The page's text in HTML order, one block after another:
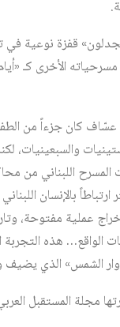
قفزة نوعية في
مسرحياته الأخرى كـ
كان جزءاً من
والسبعينيات،
اللبناني من
بالإنسان
عملية مفتوحة،
الواقع… هذه
الشمس» الذي يضيف
مجلة المستقبل